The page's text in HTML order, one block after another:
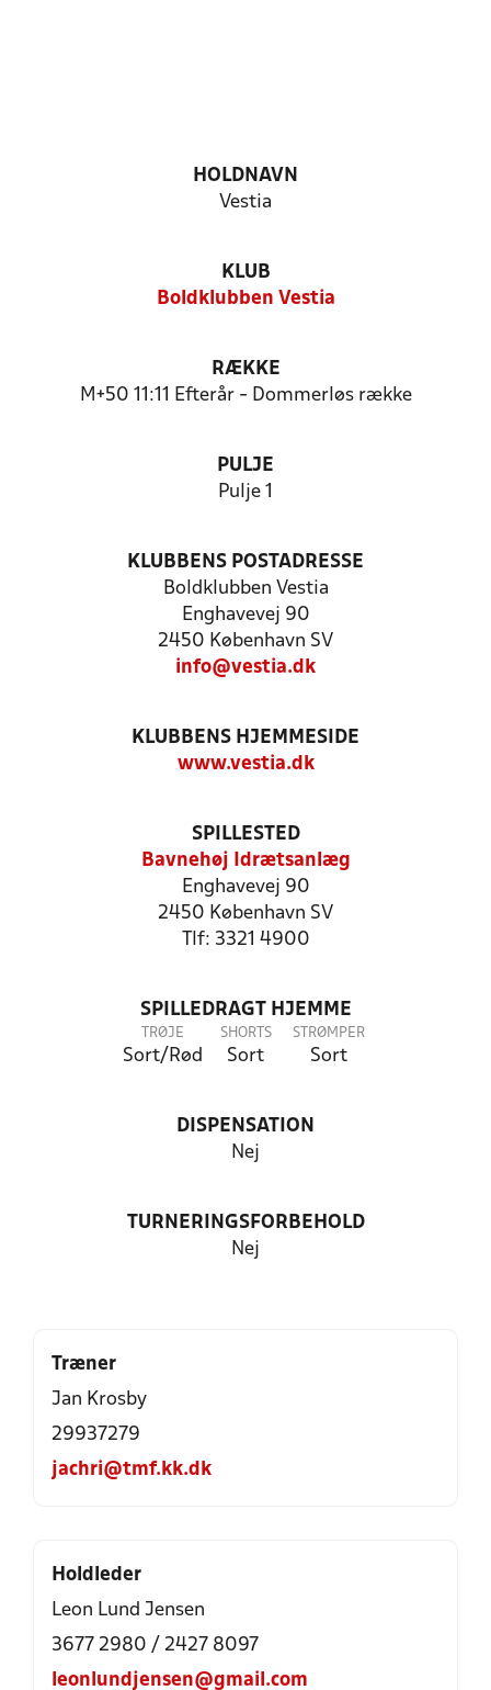
HOLDNAVN
Vestia
KLUB
Boldklubben Vestia
RÆKKE
M+50 11:11 Efterår - Dommerløs række
PULJE
Pulje 1
KLUBBENS POSTADRESSE
Boldklubben Vestia
Enghavevej 90
2450 København SV
info@vestia.dk
KLUBBENS HJEMMESIDE
www.vestia.dk
SPILLESTED
Bavnehøj Idrætsanlæg
Enghavevej 90
2450 København SV
Tlf: 3321 4900
SPILLEDRAGT HJEMME
TRØJE
Sort/Rød
SHORTS
Sort
STRØMPER
Sort
DISPENSATION
Nej
TURNERINGSFORBEHOLD
Nej
Træner
Jan Krosby
29937279
jachri@tmf.kk.dk
Holdleder
Leon Lund Jensen
3677 2980 / 2427 8097
leonlundjensen@gmail.com